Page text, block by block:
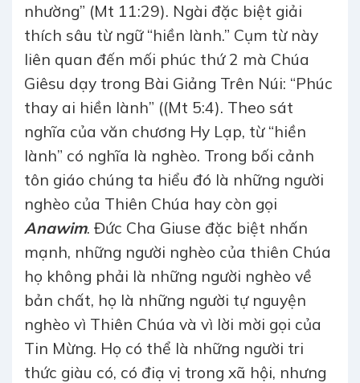
nhường” (Mt 11:29). Ngài đặc biệt giải
thích sâu từ ngữ “hiền lành.” Cụm từ này
liên quan đến mối phúc thứ 2 mà Chúa
Giêsu dạy trong Bài Giảng Trên Núi: “Phúc
thay ai hiền lành” ((Mt 5:4). Theo sát
nghĩa của văn chương Hy Lạp, từ “hiền
lành” có nghĩa là nghèo. Trong bối cảnh
tôn giáo chúng ta hiểu đó là những người
nghèo của Thiên Chúa hay còn gọi
Anawim. Đức Cha Giuse đặc biệt nhấn
mạnh, những người nghèo của thiên Chúa
họ không phải là những người nghèo về
bản chất, họ là những người tự nguyện
nghèo vì Thiên Chúa và vì lời mời gọi của
Tin Mừng. Họ có thể là những người tri
thức giàu có, có điạ vị trong xã hội, nhưng